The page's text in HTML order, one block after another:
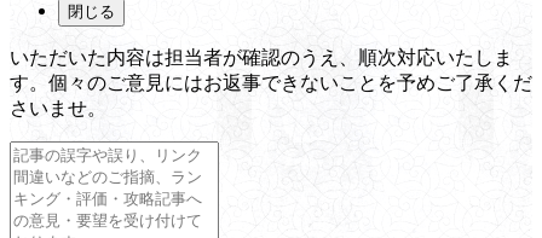
閉じる
いただいた内容は担当者が確認のうえ、順次対応いたしま
す。個々のご意見にはお返事できないことを予めご了承くだ
さいませ。